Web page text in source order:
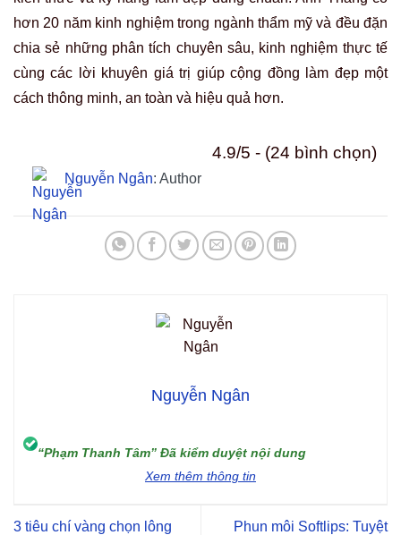
hơn 20 năm kinh nghiệm trong ngành thẩm mỹ và đều đặn
chia sẻ những phân tích chuyên sâu, kinh nghiệm thực tế
cùng các lời khuyên giá trị giúp cộng đồng làm đẹp một
cách thông minh, an toàn và hiệu quả hơn.
4.9/5 - (24 bình chọn)
Nguyễn Ngân: Author
Nguyễn Ngân
“Phạm Thanh Tâm” Đã kiểm duyệt nội dung
Xem thêm thông tin
3 tiêu chí vàng chọn lông
Phun môi Softlips: Tuyệt